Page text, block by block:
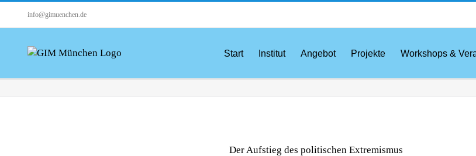
info@gimuenchen.de
Start Institut Angebot Projekte Workshops &
Der Aufstieg des politischen Extremismus